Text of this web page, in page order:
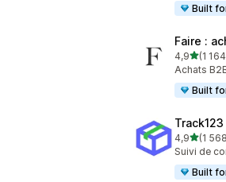
Built
Faire :
4,9 (1
1164 avis
Achats
Built
4,9 (1
1568 avis
Suivi de
Built